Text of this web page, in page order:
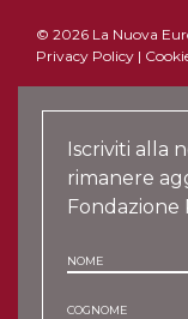
© 2026 La Nuova
Privacy Policy |
Iscriviti alla
rimanere
Fondazione
NOME
COGNOME